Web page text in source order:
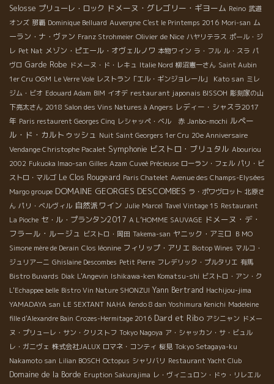
Selosse プリューレ・ロック ドメーヌ・グレゴリー・ギヨーム Reino 武道
オンズ 那覇 Dominique Belluard Auvergne C'est le Printemps 2016 Mori-san ム
ーラン・ナ・ヴァン Franz Strohmeier Olivier de Nice ハヤリテラス ポール・ジ
レ Pet Nat メゾン・ピエール・オヴェルノワ 本物ワイン ラ・フル ル・スラ パ
ヴロ Garde Robe ドメーヌ・ド・レキュ Italie Nord 柳沼憲一さん Saint Aubin
1er Cru OGM Le Verre Vole レストラン「エル・ギンジョレール」 Kato san ミレ
ジム・ビオ Edouard Adam BIM イオデ restaurant japonais BISSOH 彫刻家の山
下亮太さん 2018 Salon des Vins Natures à Angers レディー・シャスラ2017
年 Paris restaurent Georges Cinq レシャッペ・ベル 赤 Janbo-mochi ルペー
ル・ド・カルトゥッシュ Nuit Saint Georgers 1er Cru 20e Anniversaire
Vendange Christophe Pacalet Symphonie ビストロ・ブリュタル Abouriou
2002 Fukuoka Imao-san Gilles Azam Cuveé Précieuse ローラン・フェル パリ・ビ
ストロ・マルゴ Le Clos Rougeard Paris Chatelet Avenue des Champs-Elysées
Margo groupe DOMAINE GEORGES DESCOMBES ラ・ポワヴロット 北原さ
ん パリ・ベルヴィル 自然派ワイン Julie Marcel Tavel Vintage 15 Restaurant
La Pioche セ・ル・プランタン2017 A L’HOMME SAUVAGE ドメーヌ・デ・
フラール・ルージュ ビストロ・岡田 Takema-san ヤニック・アミロ ＢＭО
Simone mère de Derain Clos léonine フィリップ・アリエ Biotop Wines マルコ・
ジュリアーニ Ghislaine Descombes Petit Pierre フレデリック・プルタリエ 有馬
Bistro Buvards Diak L'Angevin Ishikawa-ken Komatsu-shi ビストロ・アン・ク
L'Echappee belle Bistro Vin Nature SHONZUI Yann Bertrand Hachijou-jima
YAMADAYA san LE SEXTANT NAHA Kendo 8 dan Yoshimura Kenichi Madeleine
fille d'Alexandre Bain Crozes-Hermitage 2016 Dard et Ribo アシニャン ドメー
ヌ・プリューレ・サン・クリストフ Tokyo Nagoya ア・シャッカン・サ・ビュル
レ・ガニヴェ 株式会社JALUX ロマネ・コンティ 桜見 Tokyo Setagaya-ku
Nakamoto san Lilian BOSCH Octopus シャリバリ Restaurant Yacht Club
Domaine de la Borde Eruption Sakurajima レ・ヴィニュロン・ドゥ・リレエル